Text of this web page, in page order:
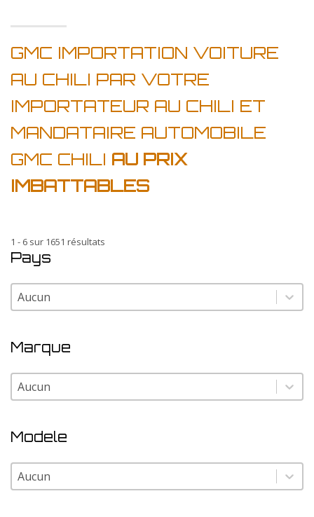
GMC IMPORTATION VOITURE
AU CHILI PAR VOTRE
IMPORTATEUR AU CHILI ET
MANDATAIRE AUTOMOBILE
GMC CHILI AU PRIX
IMBATTABLES
1 - 6 sur 1651 résultats
Pays
Pays
Pays
Marque
Marque
Marque
Modele
Modele
Modele